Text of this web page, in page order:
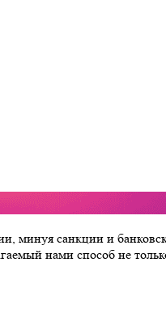
минуя санкции и
нами способ не